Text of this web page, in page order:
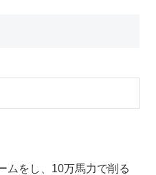
ムをし、10万馬力で削る